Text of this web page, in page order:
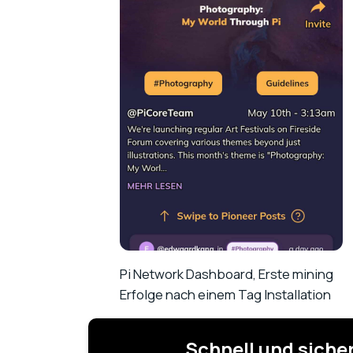
Pi Network Dashboard, Erste mining
Erfolge nach einem Tag Installation